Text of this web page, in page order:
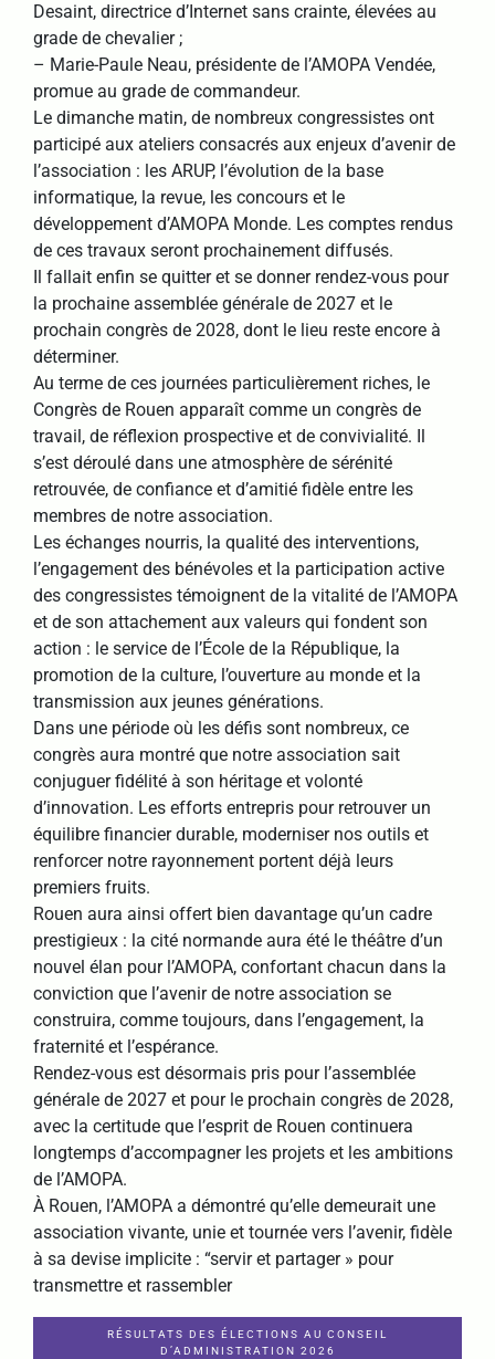
Desaint, directrice d’Internet sans crainte, élevées au
grade de chevalier ;
– Marie-Paule Neau, présidente de l’AMOPA Vendée,
promue au grade de commandeur.
Le dimanche matin, de nombreux congressistes ont
participé aux ateliers consacrés aux enjeux d’avenir de
l’association : les ARUP, l’évolution de la base
informatique, la revue, les concours et le
développement d’AMOPA Monde. Les comptes rendus
de ces travaux seront prochainement diffusés.
Il fallait enfin se quitter et se donner rendez-vous pour
la prochaine assemblée générale de 2027 et le
prochain congrès de 2028, dont le lieu reste encore à
déterminer.
Au terme de ces journées particulièrement riches, le
Congrès de Rouen apparaît comme un congrès de
travail, de réflexion prospective et de convivialité. Il
s’est déroulé dans une atmosphère de sérénité
retrouvée, de confiance et d’amitié fidèle entre les
membres de notre association.
Les échanges nourris, la qualité des interventions,
l’engagement des bénévoles et la participation active
des congressistes témoignent de la vitalité de l’AMOPA
et de son attachement aux valeurs qui fondent son
action : le service de l’École de la République, la
promotion de la culture, l’ouverture au monde et la
transmission aux jeunes générations.
Dans une période où les défis sont nombreux, ce
congrès aura montré que notre association sait
conjuguer fidélité à son héritage et volonté
d’innovation. Les efforts entrepris pour retrouver un
équilibre financier durable, moderniser nos outils et
renforcer notre rayonnement portent déjà leurs
premiers fruits.
Rouen aura ainsi offert bien davantage qu’un cadre
prestigieux : la cité normande aura été le théâtre d’un
nouvel élan pour l’AMOPA, confortant chacun dans la
conviction que l’avenir de notre association se
construira, comme toujours, dans l’engagement, la
fraternité et l’espérance.
Rendez-vous est désormais pris pour l’assemblée
générale de 2027 et pour le prochain congrès de 2028,
avec la certitude que l’esprit de Rouen continuera
longtemps d’accompagner les projets et les ambitions
de l’AMOPA.
À Rouen, l’AMOPA a démontré qu’elle demeurait une
association vivante, unie et tournée vers l’avenir, fidèle
à sa devise implicite : “servir et partager » pour
transmettre et rassembler
RÉSULTATS DES ÉLECTIONS AU CONSEIL
D’ADMINISTRATION 2026